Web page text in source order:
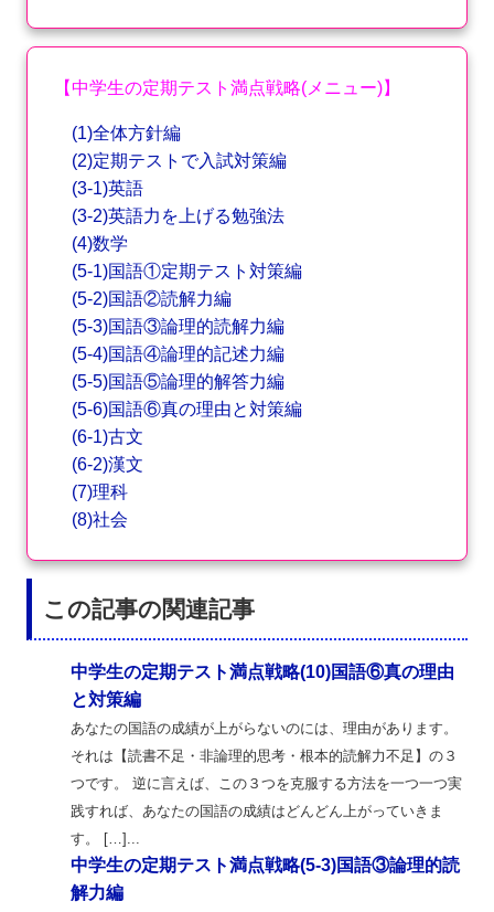
【中学生の定期テスト満点戦略(メニュー)】
(1)全体方針編
(2)定期テストで入試対策編
(3-1)英語
(3-2)英語力を上げる勉強法
(4)数学
(5-1)国語①定期テスト対策編
(5-2)国語②読解力編
(5-3)国語③論理的読解力編
(5-4)国語④論理的記述力編
(5-5)国語⑤論理的解答力編
(5-6)国語⑥真の理由と対策編
(6-1)古文
(6-2)漢文
(7)理科
(8)社会
この記事の関連記事
中学生の定期テスト満点戦略(10)国語⑥真の理由
と対策編
あなたの国語の成績が上がらないのには、理由があります。
それは【読書不足・非論理的思考・根本的読解力不足】の３
つです。 逆に言えば、この３つを克服する方法を一つ一つ実
践すれば、あなたの国語の成績はどんどん上がっていきま
す。 […]...
中学生の定期テスト満点戦略(5-3)国語③論理的読
解力編